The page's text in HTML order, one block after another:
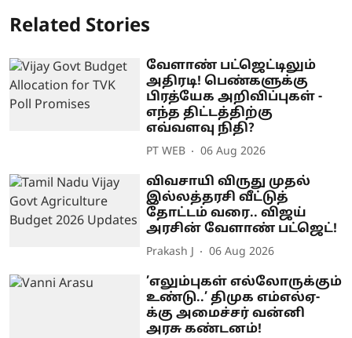
Related Stories
வேளாண் பட்ஜெட்டிலும்
அதிரடி! பெண்களுக்கு
பிரத்யேக அறிவிப்புகள் -
எந்த திட்டத்திற்கு
எவ்வளவு நிதி?
PT WEB 06 Aug 2026
விவசாயி விருது முதல்
இல்லத்தரசி வீட்டுத்
தோட்டம் வரை.. விஜய்
அரசின் வேளாண் பட்ஜெட்!
Prakash J 06 Aug 2026
’எலும்புகள் எல்லோருக்கும்
உண்டு..’ திமுக எம்எல்ஏ-
க்கு அமைச்சர் வன்னி
அரசு கண்டனம்!